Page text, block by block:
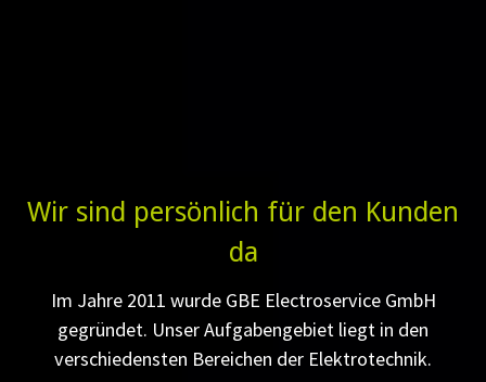
Wir sind persönlich für den Kunden
da
Im Jahre 2011 wurde GBE Electroservice GmbH
gegründet. Unser Aufgabengebiet liegt in den
verschiedensten Bereichen der Elektrotechnik.